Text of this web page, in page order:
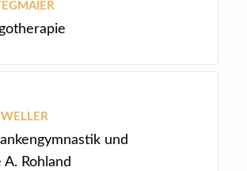
und
Rohland